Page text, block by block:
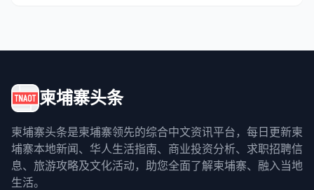
柬埔寨头条
柬埔寨头条是柬埔寨领先的综合中文资讯平台，每日更新柬
埔寨本地新闻、华人生活指南、商业投资分析、求职招聘信
息、旅游攻略及文化活动，助您全面了解柬埔寨、融入当地
生活。